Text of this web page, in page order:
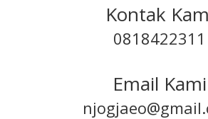
Kontak
0818422311
Email Kami